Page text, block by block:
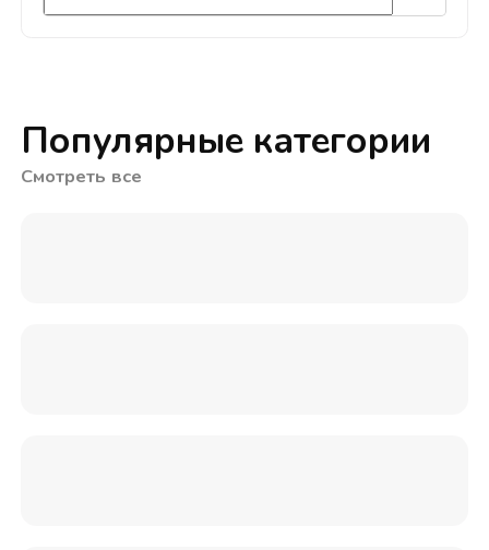
Популярные категории
Смотреть все